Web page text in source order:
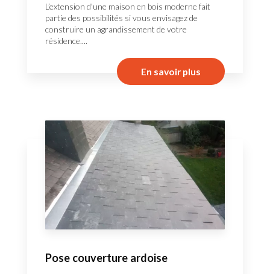
L’extension d'une maison en bois moderne fait
partie des possibilités si vous envisagez de
construire un agrandissement de votre
résidence....
En savoir plus
Pose couverture ardoise